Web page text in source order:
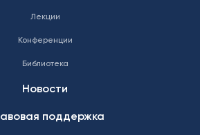
Лекции
Конференции
Библиотека
Новости
поддержка